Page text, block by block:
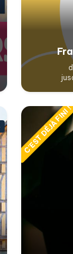
C'EST DÉJÀ FINI !